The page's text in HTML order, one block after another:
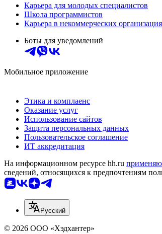
Карьера для молодых специалистов
Школа программистов
Карьера в некоммерческих
Боты для уведомлений
Мобильное приложение
Этика и комплаенс
Оказание услуг
Использование сайтов
Защита персональных данных
Пользовательское соглашение
ИТ аккредитация
На информационном ресурсе hh.ru
сведений, относящихся к предпочтениям
Русский
© 2026 ООО «Хэдхантер»